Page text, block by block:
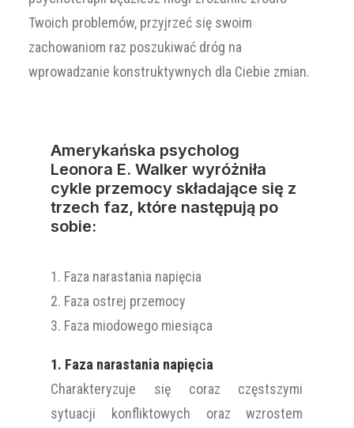
Twoich problemów, przyjrzeć się swoim
zachowaniom raz poszukiwać dróg na
wprowadzanie konstruktywnych dla Ciebie zmian.
Amerykańska psycholog
Leonora E. Walker wyróżniła
cykle przemocy składające się z
trzech faz, które następują po
sobie:
1. Faza narastania napięcia
2. Faza ostrej przemocy
3. Faza miodowego miesiąca
1. Faza narastania napięcia
Charakteryzuje się coraz częstszymi
sytuacji konfliktowych oraz wzrostem